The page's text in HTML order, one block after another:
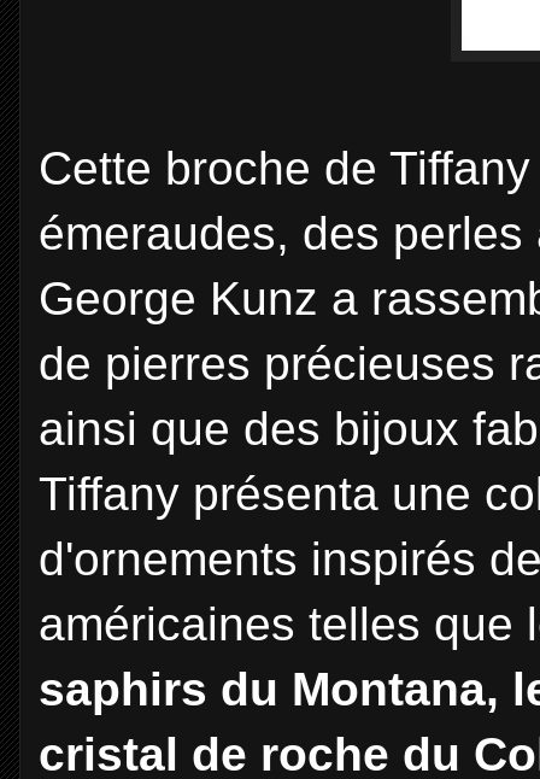
Cette broche de
émeraudes, des
George Kunz a
de pierres précieuses
ainsi que des bijoux
Tiffany présenta une
d'ornements inspirés
américaines telles que
saphirs du Montana,
cristal de roche du